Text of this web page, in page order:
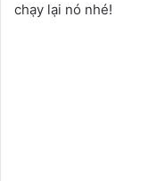
chạy lại nó nhé!